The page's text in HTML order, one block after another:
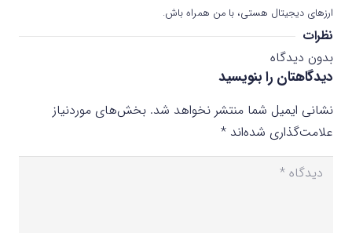
ارزهای دیجیتال هستی، با من همراه باش.
نظرات
بدون دیدگاه
دیدگاهتان را بنویسید
نشانی ایمیل شما منتشر نخواهد شد. بخش‌های موردنیاز
علامت‌گذاری شده‌اند *